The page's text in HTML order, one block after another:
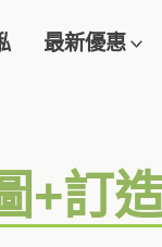
最新優惠
+訂